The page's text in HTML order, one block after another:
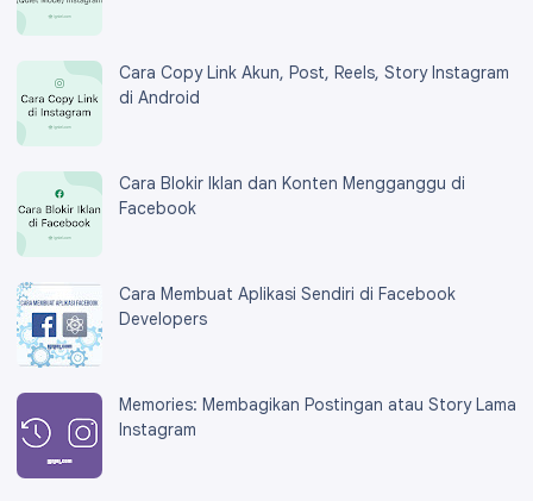
Cara Copy Link Akun, Post, Reels, Story Instagram
di Android
Cara Blokir Iklan dan Konten Mengganggu di
Facebook
Cara Membuat Aplikasi Sendiri di Facebook
Developers
Memories: Membagikan Postingan atau Story Lama
Instagram